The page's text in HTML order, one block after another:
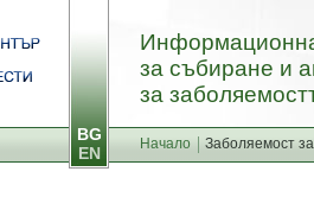
за събиране и
за
Начало Заболяемост
BG
EN